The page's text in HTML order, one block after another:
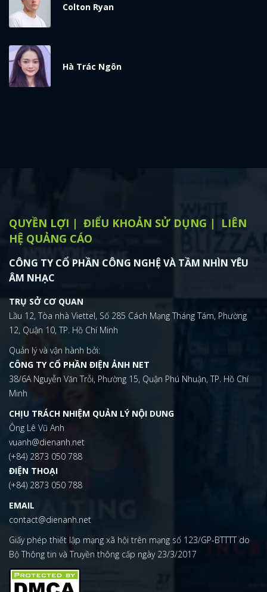
Colton Ryan
Hà Trác Ngôn
QUYỀN LỢI ĐIỂU KHOẢN SỬ DỤNG
LIÊN
HỆ QUẢNG CÁO
CÔNG TY CỔ PHẦN CÔNG NGHỆ VÀ TẦM NHÌN YÊU
ÂM NHẠC
TRỤ SỞ CƠ QUAN
Lầu 12, Tòa nhà Viettel, Số 285 Cách Mạng Tháng Tám, Phường
12, Quận 10, TP. Hồ Chí Minh
Quản lý và vận hành bởi:
CÔNG TY CỔ PHẦN ĐIỆN ẢNH NET
38/6A Nguyễn Văn Trỗi, Phường 15, Quận Phú Nhuận, TP. Hồ Chí
Minh
CHỊU TRÁCH NHIỆM QUẢN LÝ NỘI DUNG
Ông Lê Vũ Anh
vuanh@dienanh.net
(+84) 2873 050 788
ĐIỆN THOẠI
(+84) 2873 050 788
EMAIL
contact@dienanh.net
Giấy phép thiết lập mạng xã hội trên mạng số 123/GP-BTTTT do
Bộ Thông tin và Truyền thông cấp ngày 23/3/2017